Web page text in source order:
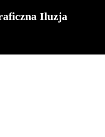
Iluzja